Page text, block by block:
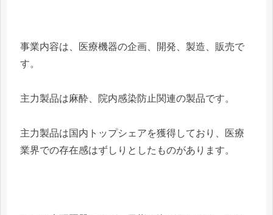
事業内容は、医療機器の企画、開発、製造、販売で
す。
主力製品は麻酔、院内感染防止関連の製品です。
主力製品は国内トップシェアを獲得しており、医療
業界での存在感はずしりとしたものがあります。